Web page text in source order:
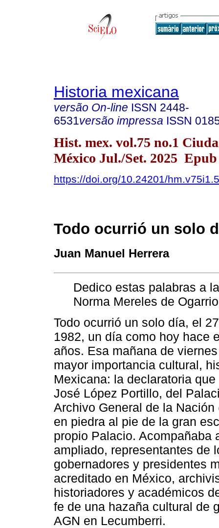
Historia mexicana
versão On-line ISSN 2448-
6531versão impressa ISSN
Hist. mex. vol.75 no.1
México Jul./Set. 2025
https://doi.org/10.24201/
Todo ocurrió un solo
Juan Manuel Herrera
Dedico estas palabras a
Norma Mereles de Ogarrio
Todo ocurrió un solo día, el
1982, un día como hoy hace
años. Esa mañana de
mayor importancia cultural,
Mexicana: la declaratoria
José López Portillo, del
Archivo General de la
en piedra al pie de la gran
propio Palacio. Acompañaba
ampliado, representantes de
gobernadores y presidentes
acreditado en México,
historiadores y académicos
fe de una hazaña cultural de
AGN en Lecumberri.